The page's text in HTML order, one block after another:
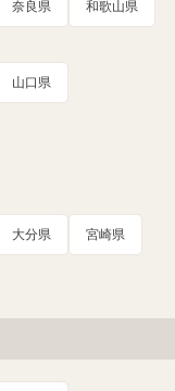
奈良県 和歌山県
山口県
大分県 宮崎県